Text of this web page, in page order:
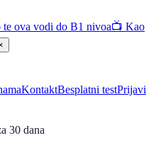
ova vodi do B1 nivoa📺 Kao
KontaktBesplatni testPrijavi
30 dana